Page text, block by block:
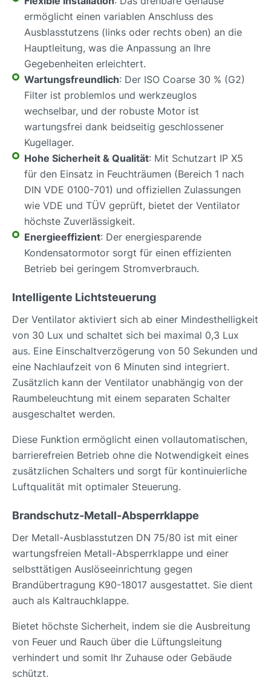
ermöglicht einen variablen Anschluss des
Ausblasstutzens (links oder rechts oben) an die
Hauptleitung, was die Anpassung an Ihre
Gegebenheiten erleichtert.
Wartungsfreundlich: Der ISO Coarse 30 % (G2)
Filter ist problemlos und werkzeuglos
wechselbar, und der robuste Motor ist
wartungsfrei dank beidseitig geschlossener
Kugellager.
Hohe Sicherheit & Qualität: Mit Schutzart IP X5
für den Einsatz in Feuchträumen (Bereich 1 nach
DIN VDE 0100-701) und offiziellen Zulassungen
wie VDE und TÜV geprüft, bietet der Ventilator
höchste Zuverlässigkeit.
Energieeffizient: Der energiesparende
Kondensatormotor sorgt für einen effizienten
Betrieb bei geringem Stromverbrauch.
Intelligente Lichtsteuerung
Der Ventilator aktiviert sich ab einer Mindesthelligkeit
von 30 Lux und schaltet sich bei maximal 0,3 Lux
aus. Eine Einschaltverzögerung von 50 Sekunden und
eine Nachlaufzeit von 6 Minuten sind integriert.
Zusätzlich kann der Ventilator unabhängig von der
Raumbeleuchtung mit einem separaten Schalter
ausgeschaltet werden.
Diese Funktion ermöglicht einen vollautomatischen,
barrierefreien Betrieb ohne die Notwendigkeit eines
zusätzlichen Schalters und sorgt für kontinuierliche
Luftqualität mit optimaler Steuerung.
Brandschutz-Metall-Absperrklappe
Der Metall-Ausblasstutzen DN 75/80 ist mit einer
wartungsfreien Metall-Absperrklappe und einer
selbsttätigen Auslöseeinrichtung gegen
Brandübertragung K90-18017 ausgestattet. Sie dient
auch als Kaltrauchklappe.
Bietet höchste Sicherheit, indem sie die Ausbreitung
von Feuer und Rauch über die Lüftungsleitung
verhindert und somit Ihr Zuhause oder Gebäude
schützt.